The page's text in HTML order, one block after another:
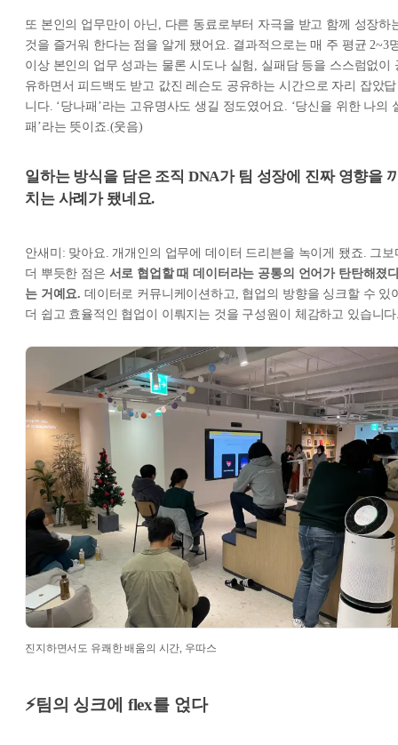
또 본인의 업무만이 아닌, 다른 동료로부터 자극을 받고 함께 성장하
것을 즐거워 한다는 점을 알게 됐어요. 결과적으로는 매 주 평균 2~3
이상 본인의 업무 성과는 물론 시도나 실험, 실패담 등을 스스럼없이
유하면서 피드백도 받고 값진 레슨도 공유하는 시간으로 자리 잡았답
니다. ‘당나패’라는 고유명사도 생길 정도였어요. ‘당신을 위한 나의
패’라는 뜻이죠.(웃음)
일하는 방식을 담은 조직 DNA가 팀 성장에 진짜 영향을
치는 사례가 됐네요.
안새미: 맞아요. 개개인의 업무에 데이터 드리븐을 녹이게 됐죠. 그보
더 뿌듯한 점은 서로 협업할 때 데이터라는 공통의 언어가 탄탄해졌
는 거예요. 데이터로 커뮤니케이션하고, 협업의 방향을 싱크할 수 있
더 쉽고 효율적인 협업이 이뤄지는 것을 구성원이 체감하고 있습니
진지하면서도 유쾌한 배움의 시간, 우따스
⚡팀의 싱크에 flex를 얹다